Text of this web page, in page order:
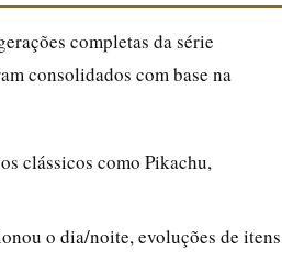
completas da série
consolidados com base na
clássicos como Pikachu,
o dia/noite, evoluções de itens